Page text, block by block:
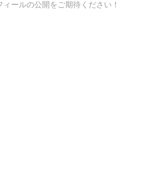
ィールの公開をご期待ください！